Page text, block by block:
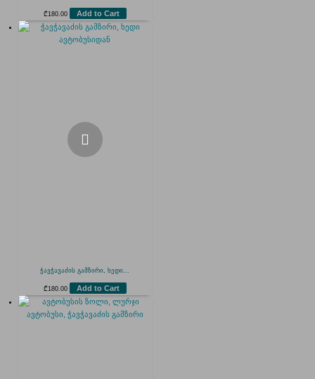
₾180.00 Add to Cart
ჭავჭავაძის გამზირი, ხედი...
₾180.00 Add to Cart